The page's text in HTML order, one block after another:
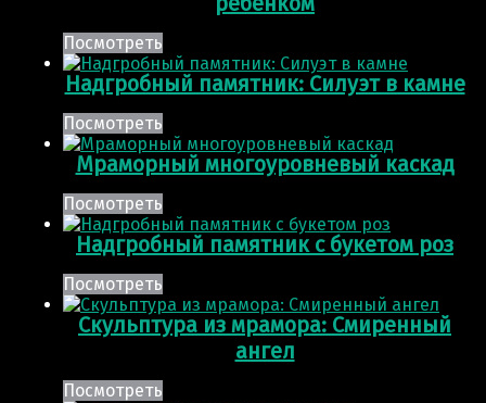
Посмотреть
Надгробный памятник: Силуэт в камне
Посмотреть
Мраморный многоуровневый каскад
Посмотреть
Надгробный памятник с букетом роз
Посмотреть
Скульптура из мрамора: Смиренный
ангел
Посмотреть